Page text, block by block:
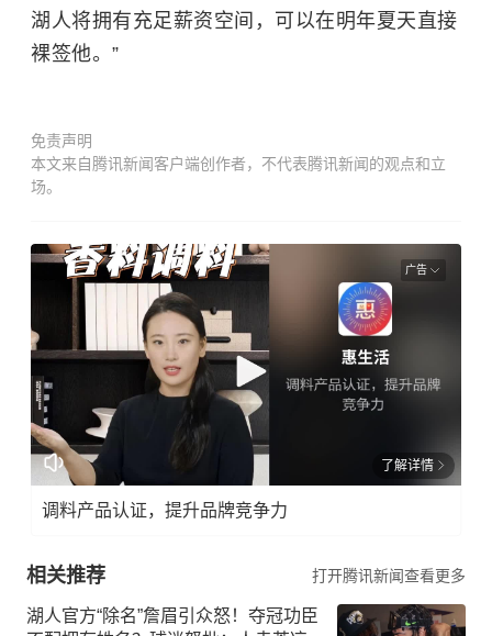
湖人将拥有充足薪资空间，可以在明年夏天直接
裸签他。”
免责声明
本文来自腾讯新闻客户端创作者，不代表腾讯新闻的观点和立
场。
广告
了解详情
调料产品认证，提升品牌竞争力
相关推荐 打开腾讯新闻查看更多
湖人官方“除名”詹眉引众怒！夺冠功臣